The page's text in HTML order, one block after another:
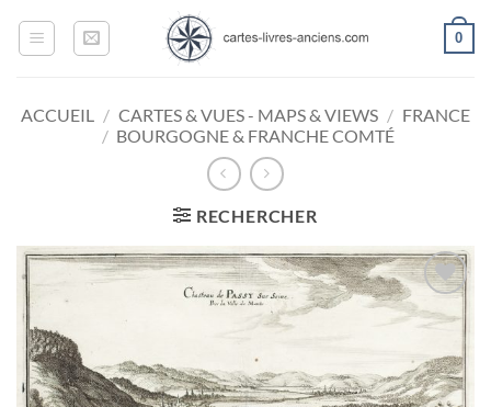
0
ACCUEIL / CARTES & VUES - MAPS & VIEWS / FRANCE
/ BOURGOGNE & FRANCHE COMTÉ
RECHERCHER
Ajouter
à la
wishlist